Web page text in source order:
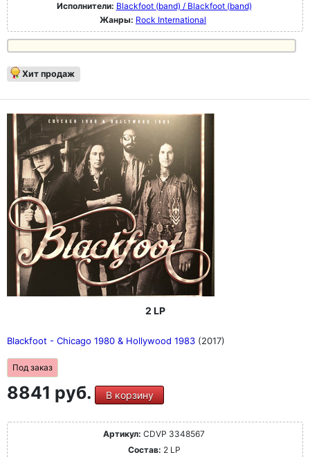
Исполнители: Blackfoot (band) / Blackfoot (band)
Жанры: Rock International
Хит продаж
2 LP
Blackfoot - Chicago 1980 & Hollywood 1983 (2017)
Под заказ
8841 руб. В корзину
Артикул: CDVP 3348567
Состав: 2 LP